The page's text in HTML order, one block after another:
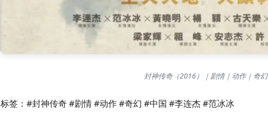
封神传奇（2016）｜剧情｜动作｜奇幻
标签：#封神传奇 #剧情 #动作 #奇幻 #中国 #李连杰 #范冰冰